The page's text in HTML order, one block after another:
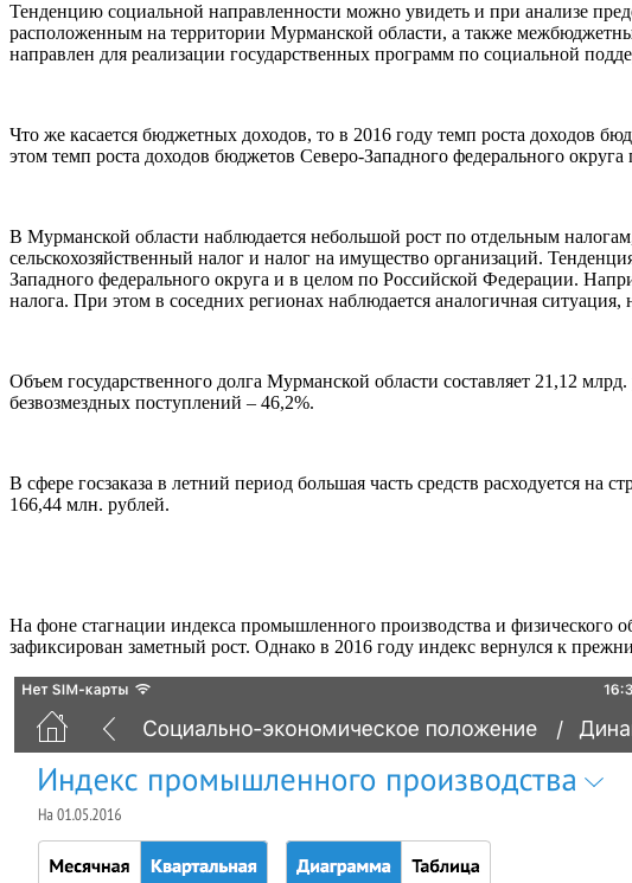
Тенденцию социальной направленности можно увидеть и при анализе
расположенным на территории Мурманской области, а также
направлен для реализации государственных программ по социальной
Что же касается бюджетных доходов, то в 2016 году темп роста доходов
этом темп роста доходов бюджетов Северо-Западного федерального
В Мурманской области наблюдается небольшой рост по отдельным
сельскохозяйственный налог и налог на имущество организаций.
Западного федерального округа и в целом по Российской Федерации.
налога. При этом в соседних регионах наблюдается аналогичная ситуация,
Объем государственного долга Мурманской области составляет 21,12
безвозмездных поступлений – 46,2%.
В сфере госзаказа в летний период большая часть средств расходуется
166,44 млн. рублей.
На фоне стагнации индекса промышленного производства и физического
зафиксирован заметный рост. Однако в 2016 году индекс вернулся к